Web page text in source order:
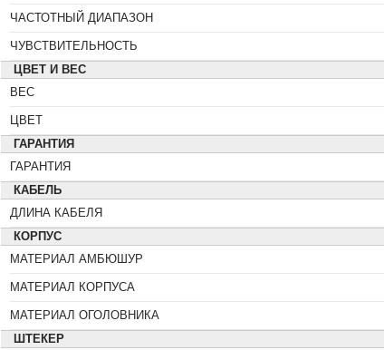
ЧАСТОТНЫЙ ДИАПАЗОН
ЧУВСТВИТЕЛЬНОСТЬ
ЦВЕТ И ВЕС
ВЕС
ЦВЕТ
ГАРАНТИЯ
ГАРАНТИЯ
КАБЕЛЬ
ДЛИНА КАБЕЛЯ
КОРПУС
МАТЕРИАЛ АМБЮШУР
МАТЕРИАЛ КОРПУСА
МАТЕРИАЛ ОГОЛОВНИКА
ШТЕКЕР